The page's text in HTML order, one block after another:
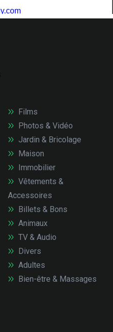
Films
Photos & Vidéo
Jardin & Bricolage
Maison
Immobilier
Vêtements &
Accessoires
Billets & Bons
Animaux
TV & Audio
Divers
Adultes
Bien-être & Massages